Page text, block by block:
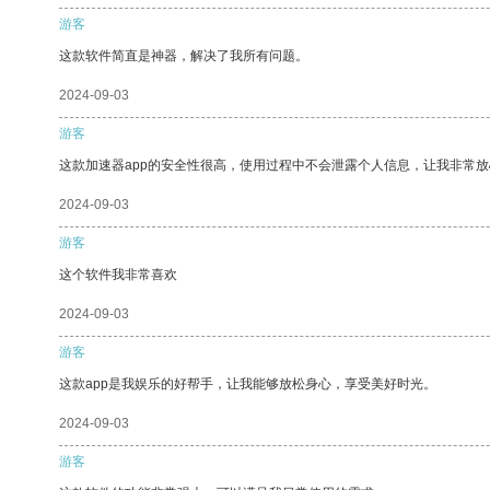
游客
这款软件简直是神器，解决了我所有问题。
2024-09-03
游客
这款加速器app的安全性很高，使用过程中不会泄露个人信息，让我非常
2024-09-03
游客
这个软件我非常喜欢
2024-09-03
游客
这款app是我娱乐的好帮手，让我能够放松身心，享受美好时光。
2024-09-03
游客